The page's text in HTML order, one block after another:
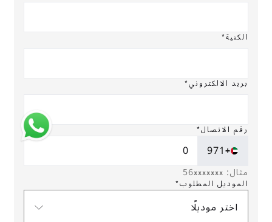
الكنية*
بريد الالكتروني*
رقم الاتصال*
+971
مثال: 56xxxxxxx
الموديل المطلوب*
اختر موديلًا